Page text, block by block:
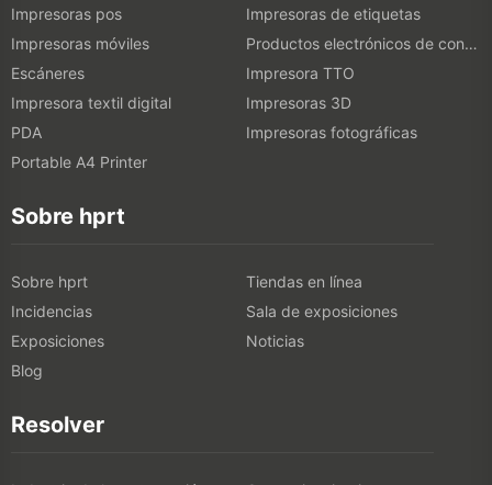
Impresoras pos
Impresoras de etiquetas
Impresoras móviles
Productos electrónicos de consumo
Escáneres
Impresora TTO
Impresora textil digital
Impresoras 3D
PDA
Impresoras fotográficas
Portable A4 Printer
Sobre hprt
Sobre hprt
Tiendas en línea
Incidencias
Sala de exposiciones
Exposiciones
Noticias
Blog
Resolver